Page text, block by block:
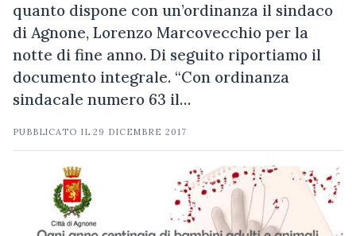
quanto dispone con un’ordinanza il sindaco
di Agnone, Lorenzo Marcovecchio per la
notte di fine anno. Di seguito riportiamo il
documento integrale. “Con ordinanza
sindacale numero 63 il…
PUBBLICATO IL29 DICEMBRE 2017